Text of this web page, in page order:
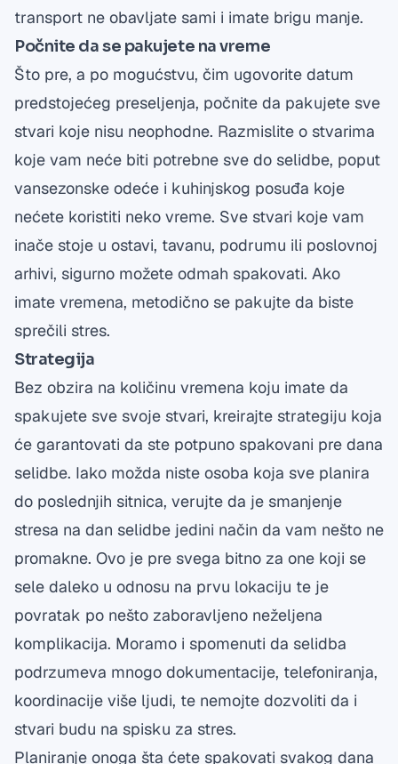
transport ne obavljate sami i imate brigu manje.
Počnite da se pakujete na vreme
Što pre, a po mogućstvu, čim ugovorite datum
predstojećeg preseljenja, počnite da pakujete sve
stvari koje nisu neophodne. Razmislite o stvarima
koje vam neće biti potrebne sve do selidbe, poput
vansezonske odeće i kuhinjskog posuđa koje
nećete koristiti neko vreme. Sve stvari koje vam
inače stoje u ostavi, tavanu, podrumu ili poslovnoj
arhivi, sigurno možete odmah spakovati. Ako
imate vremena, metodično se pakujte da biste
sprečili stres.
Strategija
Bez obzira na količinu vremena koju imate da
spakujete sve svoje stvari, kreirajte strategiju koja
će garantovati da ste potpuno spakovani pre dana
selidbe. Iako možda niste osoba koja sve planira
do poslednjih sitnica, verujte da je smanjenje
stresa na dan selidbe jedini način da vam nešto ne
promakne. Ovo je pre svega bitno za one koji se
sele daleko u odnosu na prvu lokaciju te je
povratak po nešto zaboravljeno neželjena
komplikacija. Moramo i spomenuti da selidba
podrzumeva mnogo dokumentacije, telefoniranja,
koordinacije više ljudi, te nemojte dozvoliti da i
stvari budu na spisku za stres.
Planiranje onoga šta ćete spakovati svakog dana